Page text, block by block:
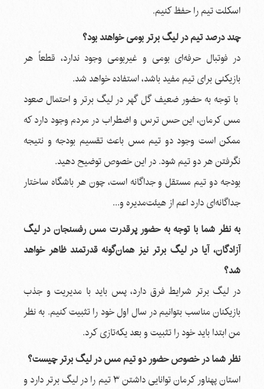
اسکلت تیم را حفظ کنیم.
چند درصد تیم در لیگ برتر بومی خواهند بود؟
در فوتبال حرفه‌ای بومی و غیربومی وجود ندارد، قطعاً هر
بازیکنی برای تیم مفید باشد، استفاده خواهد شد.
با توجه به حضور ضعیف گل گهر در لیگ برتر و احتمال صعود
مس کرمان، این حس ترس و اضطراب در مردم وجود دارد که
ممکن است وجود دو تیم مس باعث تقسیم بودجه و نتیجه
نگرفتن هر دو تیم شود. در این خصوص توضیح دهید.
بودجه دو تیم مستقل و جداگانه است، چون هر باشگاه ساختار
جداگانه‌ای دارد اعم از هیئت‌مدیره و...
به نظر شما با توجه به حضور پرقدرت مس رفسنجان در لیگ
آزادگان، آیا در لیگ برتر نیز همان‌گونه قدرتمند ظاهر خواهد
شد؟
در لیگ برتر شرایط فرق دارد، پس باید با مدیریت و جذب
بازیکنان مناسب بتوانیم در سال اول خود را تثبیت کنیم. به نظر
من ابتدا باید خود را تثبیت و بعد یکه‌تازی کرد.
نظر شما در خصوص حضور دو تیم مس در لیگ برتر چیست؟
استان پهناور کرمان توانایی داشتن ۳ تیم را در لیگ برتر دارد و